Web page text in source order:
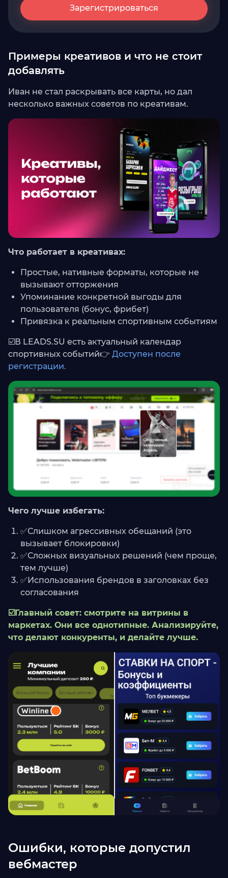
Зарегистрироваться
Примеры креативов и что не стоит
добавлять
Иван не стал раскрывать все карты, но дал
несколько важных советов по креативам.
Что работает в креативах:
Простые, нативные форматы, которые не
вызывают отторжения
Упоминание конкретной выгоды для
пользователя (бонус, фрибет)
Привязка к реальным спортивным событиям
☑️В LEADS.SU есть актуальный календар
спортивных событий👉 Доступен после
регистрации.
Чего лучше избегать:
✅Слишком агрессивных обещаний (это
вызывает блокировки)
✅Сложных визуальных решений (чем проще,
тем лучше)
✅Использования брендов в заголовках без
согласования
☑️Главный совет: смотрите на витрины в
маркетах. Они все однотипные. Анализируйте,
что делают конкуренты, и делайте лучше.
Ошибки, которые допустил
вебмастер